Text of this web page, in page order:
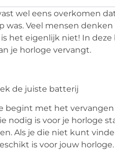
wel eens overkomen
was. Veel mensen
het eigenlijk niet! In
je horloge vervangt.
de juiste batterij
begint met het
nodig is voor je horloge
Als je die niet kunt
is voor jouw horloge.